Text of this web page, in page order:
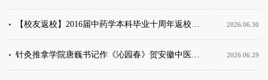
【校友返校】2016届中药学本科毕业十周年返校活动圆满举行 2026.06.30
针灸推拿学院唐巍书记作《沁园春》贺安徽中医药大学无锡校友联谊会成立 2026.06.29